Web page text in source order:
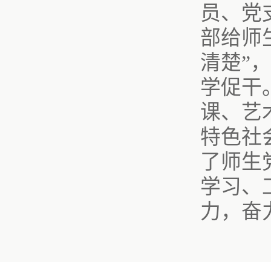
员、党
部给师
清楚”
学促干
课、艺
特色社
了师生
学习、
力，奋